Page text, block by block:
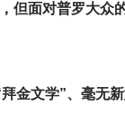
但面对普罗大众
金文学”、毫无